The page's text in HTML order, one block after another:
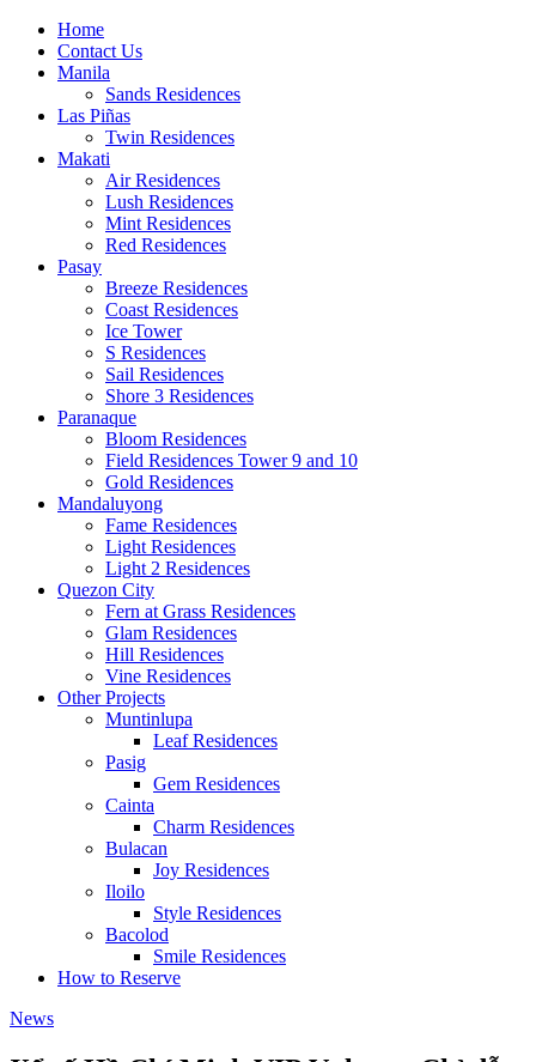
Home
Contact Us
Manila
Sands Residences
Las Piñas
Twin Residences
Makati
Air Residences
Lush Residences
Mint Residences
Red Residences
Pasay
Breeze Residences
Coast Residences
Ice Tower
S Residences
Sail Residences
Shore 3 Residences
Paranaque
Bloom Residences
Field Residences Tower 9 and 10
Gold Residences
Mandaluyong
Fame Residences
Light Residences
Light 2 Residences
Quezon City
Fern at Grass Residences
Glam Residences
Hill Residences
Vine Residences
Other Projects
Muntinlupa
Leaf Residences
Pasig
Gem Residences
Cainta
Charm Residences
Bulacan
Joy Residences
Iloilo
Style Residences
Bacolod
Smile Residences
How to Reserve
News